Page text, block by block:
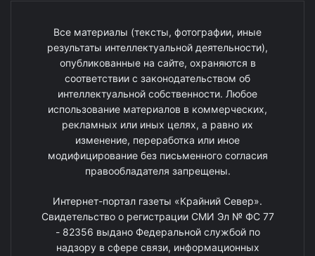
Все материалы (тексты, фотографии, иные
результаты интеллектуальной деятельности),
опубликованные на сайте, охраняются в
соответствии с законодательством об
интеллектуальной собственности. Любое
использование материалов в коммерческих,
рекламных или иных целях, а равно их
изменение, переработка или иное
модифицирование без письменного согласия
правообладателя запрещены.
Интернет-портал газеты «Крайний Север».
Свидетельство о регистрации СМИ Эл № ФС 77
- 82356 выдано Федеральной службой по
надзору в сфере связи, информационных